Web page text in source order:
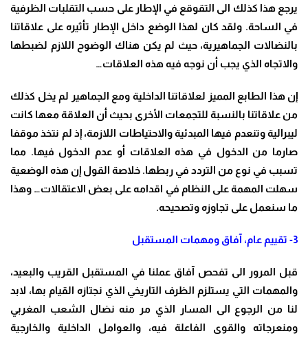
يرجع هذا كذلك الى التقوقع في الإطار على حسب التقلبات الظرفية
في الساحة. ولقد كان لهذا الوضع داخل الإطار تأثيره على علاقاتنا
بالنضالات الجماهيرية، حيث لم يكن هناك الوضوح اللازم لضبطها
والاتجاه الذي يجب أن نوجه فيه هذه العلاقات…
إن هذا الطابع المميز لعلاقاتنا الداخلية ومع الجماهير لم يخل كذلك
من علاقاتنا بالنسبة للتجمعات الأخرى بحيث أن العلاقة معها كانت
ليبرالية وتنعدم فيها المبدئية والاحتياطات اللازمة، إذ لم نتخذ موقفا
صارما من الدخول في هذه العلاقات أو عدم الدخول فيها. مما
تسبب في نوع من التردد في ربطها. خلاصة القول إن هذه الوضعية
سهلت المهمة على النظام في اقدامه على بعض الاعتقالات… وهذا
ما سنعمل على تجاوزه وتصحيحه.
3- تقييم عام، آفاق ومهمات المستقبل
قبل المرور الى تفحص آفاق عملنا في المستقبل القريب والبعيد،
والمهمات التي يستلزم الظرف التاريخي الذي نجتازه القيام بها، لابد
لنا من الرجوع الى المسار الذي مر منه نضال الشعب المغربي
ومنعرجاته والقوى الفاعلة فيه، والعوامل الداخلية والخارجية